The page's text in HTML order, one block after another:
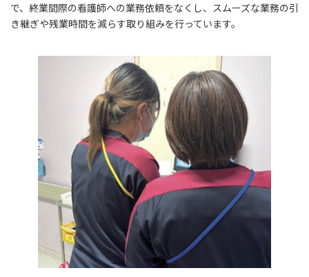
で、終業間際の看護師への業務依頼をなくし、スムーズな業務の引
き継ぎや残業時間を減らす取り組みを行っています。